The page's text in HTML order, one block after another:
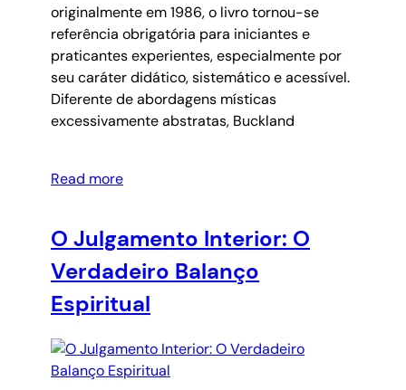
originalmente em 1986, o livro tornou-se
referência obrigatória para iniciantes e
praticantes experientes, especialmente por
seu caráter didático, sistemático e acessível.
Diferente de abordagens místicas
excessivamente abstratas, Buckland
Read more
O Julgamento Interior: O
Verdadeiro Balanço
Espiritual